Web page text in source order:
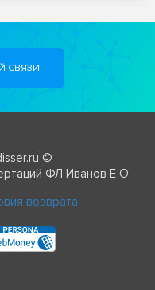
СВЯЗИ
©
ФЛ Иванов Е О
возврата